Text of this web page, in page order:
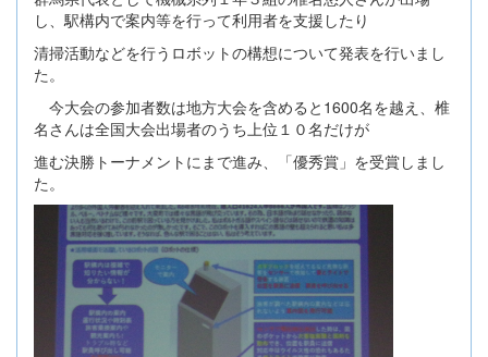
し、駅構内で案内等を行って利用者を支援したり
清掃活動などを行うロボットの構想について発表を行いまし
た。
今大会の参加者数は地方大会を含めると1600名を越え、椎
名さんは全国大会出場者のうち上位１０名だけが
進む決勝トーナメントにまで進み、「優秀賞」を受賞しまし
た。